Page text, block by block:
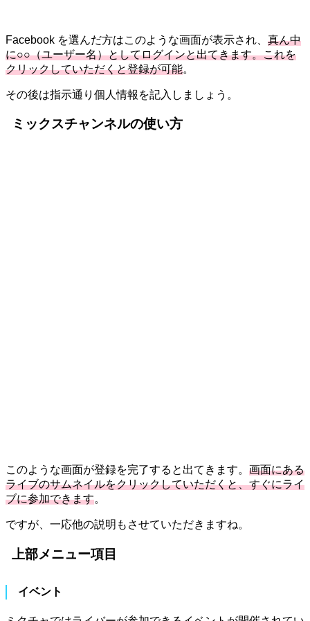
Facebook を選んだ方はこのような画面が表示され、 真ん中
に○○（ユーザー名）としてログインと出てきます。これを
クリックしていただくと登録が可能。
その後は指示通り個人情報を記入しましょう。
ミックスチャンネルの使い方
このような画面が登録を完了すると出てきます。 画面にある
ライブのサムネイルをクリックしていただくと、すぐにライ
ブに参加できます。
ですが、一応他の説明もさせていただきますね。
上部メニュー項目
イベント